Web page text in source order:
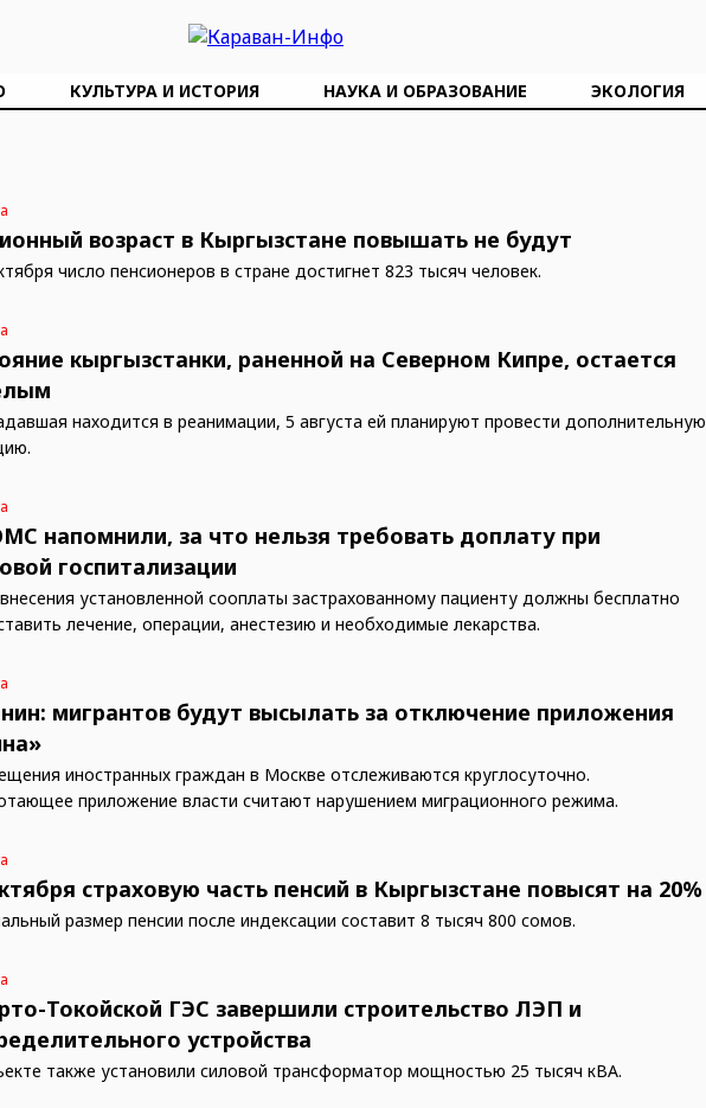
КУЛЬТУРА И ИСТОРИЯ НАУКА И ОБРАЗОВАНИЕ ЭКОЛОГИЯ
возраст в Кыргызстане повышать не будут
число пенсионеров в стране достигнет 823 тысяч человек.
кыргызстанки, раненной на Северном Кипре, остается
находится в реанимации, 5 августа ей планируют провести дополнительную
напомнили, за что нельзя требовать доплату при
госпитализации
установленной сооплаты застрахованному пациенту должны бесплатно
лечение, операции, анестезию и необходимые лекарства.
мигрантов будут высылать за отключение приложения
иностранных граждан в Москве отслеживаются круглосуточно.
приложение власти считают нарушением миграционного режима.
страховую часть пенсий в Кыргызстане повысят на 20%
размер пенсии после индексации составит 8 тысяч 800 сомов.
Токойской ГЭС завершили строительство ЛЭП и
устройства
также установили силовой трансформатор мощностью 25 тысяч кВА.